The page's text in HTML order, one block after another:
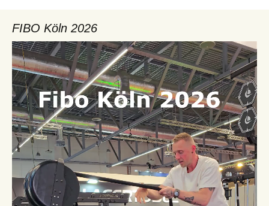
FIBO Köln 2026
Video-
Player